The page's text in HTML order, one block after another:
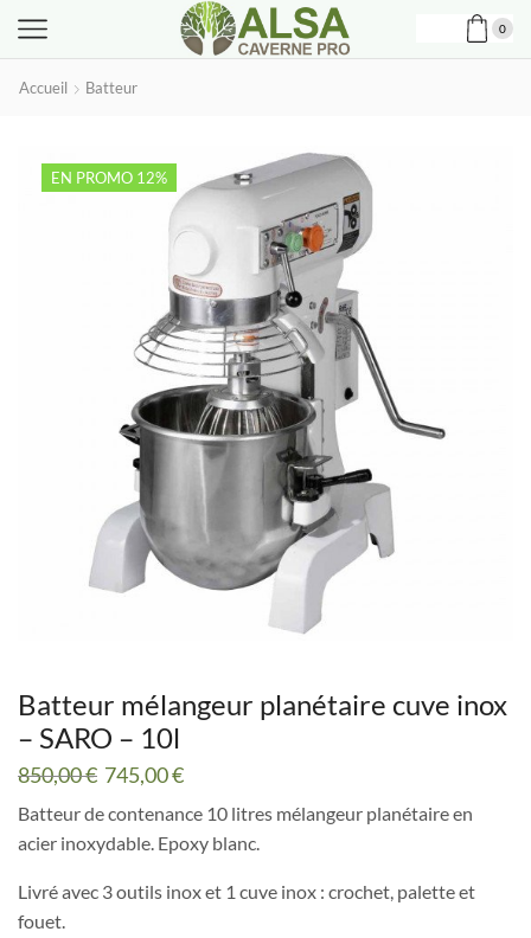
0
Accueil Batteur
EN PROMO 12%
Batteur mélangeur planétaire cuve inox
– SARO – 10l
850,00€ Le
initial
était :
745,00€Le
actuel
est :
Batteur de contenance 10 litres mélangeur planétaire en
acier inoxydable. Epoxy blanc.
Livré avec 3 outils inox et 1 cuve inox : crochet, palette et
fouet.